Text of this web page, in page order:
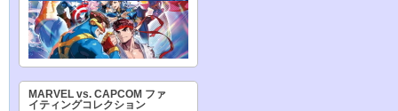
MARVEL vs. CAPCOM ファ
イティングコレクション